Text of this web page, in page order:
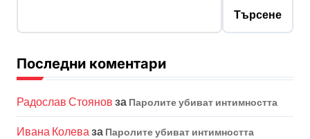
Търсене
Последни коментари
Радослав Стоянов за Паролите убиват интимността
Ивана Колеваза Паролите убиват интимността